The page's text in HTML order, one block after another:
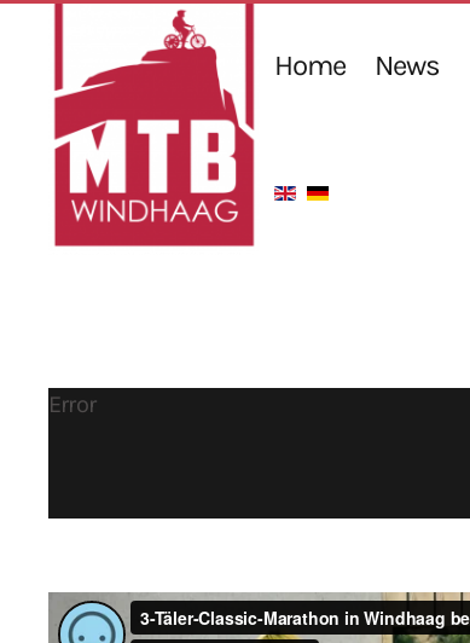
Home News
Error